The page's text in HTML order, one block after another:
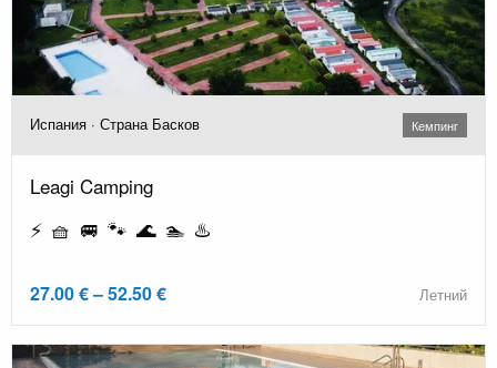
Испания · Страна Басков Кемпинг
Leagi Camping
⚡ 🧺 🚐 🐾 🌊 🏊 ♨️
27.00 € – 52.50 € Летний